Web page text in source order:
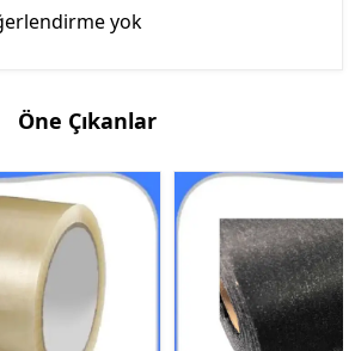
yok
Öne Çıkanlar